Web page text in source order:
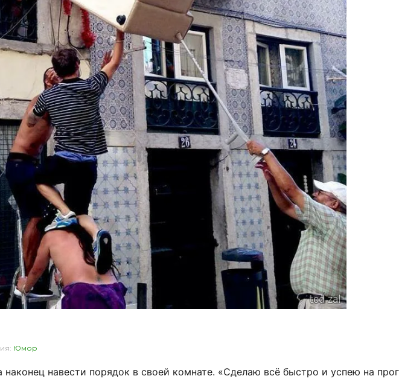
Юмор
наконец навести порядок в своей комнате. «Сделаю всё быстро и успею на